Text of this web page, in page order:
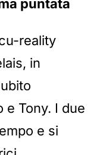
puntata
reality
in
e Tony. I due
e si